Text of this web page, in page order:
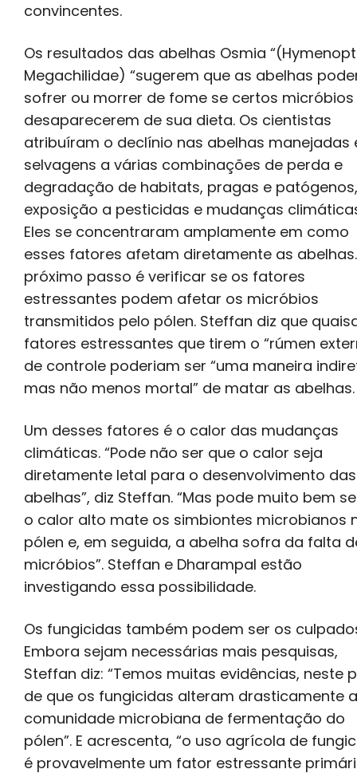
convincentes.
Os resultados das abelhas Osmia
Megachilidae) “sugerem que as abelhas
sofrer ou morrer de fome se certos micróbios
desaparecerem de sua dieta. Os cientistas
atribuíram o declínio nas abelhas manejadas
selvagens a várias combinações de perda e
degradação de habitats, pragas e patógenos,
exposição a pesticidas e mudanças
Eles se concentraram amplamente em como
esses fatores afetam diretamente as
próximo passo é verificar se os fatores
estressantes podem afetar os micróbios
transmitidos pelo pólen. Steffan diz que
fatores estressantes que tirem o “rúmen
de controle poderiam ser “uma maneira
mas não menos mortal” de matar as abelhas.
Um desses fatores é o calor das mudanças
climáticas. “Pode não ser que o calor seja
diretamente letal para o desenvolvimento das
abelhas”, diz Steffan. “Mas pode muito bem
o calor alto mate os simbiontes microbianos
pólen e, em seguida, a abelha sofra da falta
micróbios”. Steffan e Dharampal estão
investigando essa possibilidade.
Os fungicidas também podem ser os
Embora sejam necessárias mais pesquisas,
Steffan diz: “Temos muitas evidências, neste
de que os fungicidas alteram drasticamente a
comunidade microbiana de fermentação do
pólen”. E acrescenta, “o uso agrícola de
é provavelmente um fator estressante